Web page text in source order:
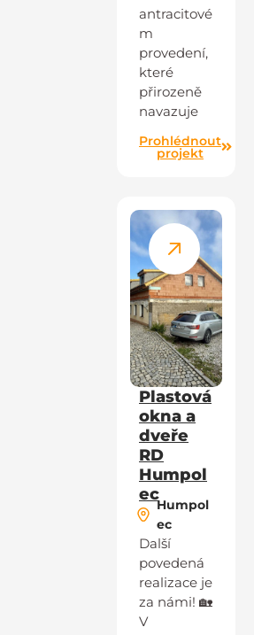
antracitové
m
provedení,
které
přirozeně
navazuje
Prohlédnout
projekt
Plastová
okna a
dveře
RD
Humpol
ec
Humpol
ec
Další
povedená
realizace je
za námi! 🏡
V